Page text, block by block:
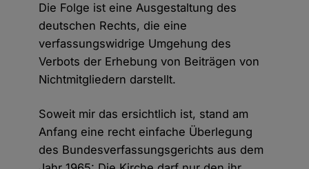
Die Folge ist eine Ausgestaltung des
deutschen Rechts, die eine
verfassungswidrige Umgehung des
Verbots der Erhebung von Beiträgen von
Nichtmitgliedern darstellt.
Soweit mir das ersichtlich ist, stand am
Anfang eine recht einfache Überlegung
des Bundesverfassungsgerichts aus dem